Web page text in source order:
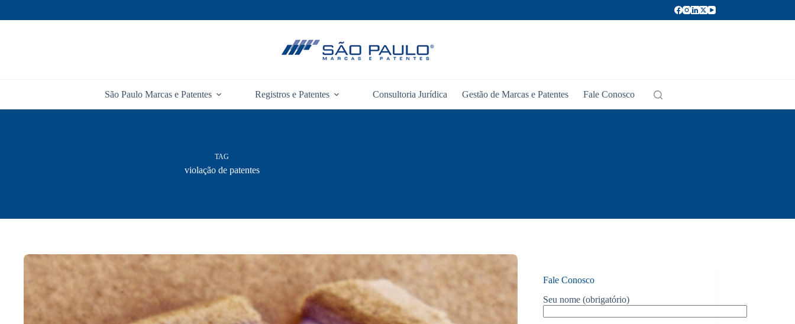
São Paulo Marcas e Patentes Registros e Patentes Consultoria Jurídica Gestão de Marcas e Patentes Fale Conosco
TAG
violação de patentes
Fale Conosco
Seu nome (obrigatório)